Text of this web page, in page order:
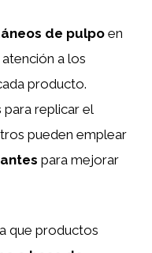
de pulpo en
a los
producto.
para replicar el
pueden emplear
para mejorar
que productos